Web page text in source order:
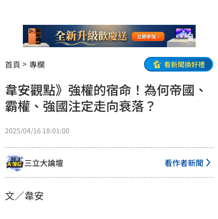
首頁 專欄 看新聞換好禮
韋安觀點》強權的宿命！為何帝國、
霸權、強國注定走向衰落？
2025/04/16 18:01:00
三立大論壇 看作者新聞
文／韋安